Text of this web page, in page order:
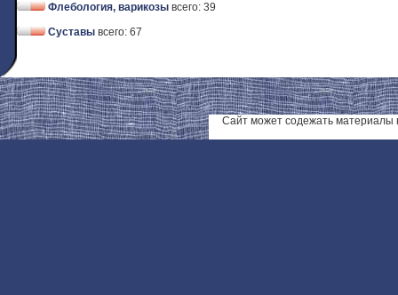
Флебология, варикозы всего: 39
Суставы всего: 67
Сайт может содежать материалы